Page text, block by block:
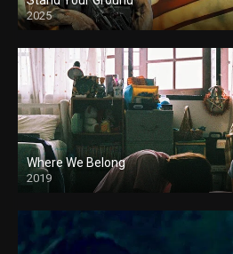
2025
Where We Belong
2019